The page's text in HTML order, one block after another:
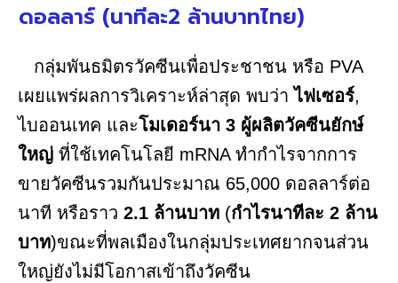
ดอลลาร์ (นาทีละ2 ล้านบาทไทย)
กลุ่มพันธมิตรวัคซีนเพื่อประชาชน หรือ PVA
เผยแพร่ผลการวิเคราะห์ล่าสุด พบว่าไฟเซอร์,
ไบออนเทค และโมเดอร์นา 3 ผู้ผลิตวัคซีนยักษ์
ใหญ่ ที่ใช้เทคโนโลยี mRNA ทำกำไรจากการ
ขายวัคซีนรวมกันประมาณ 65,000 ดอลลาร์ต่อ
นาที หรือราว 2.1 ล้านบาท (กำไรนาทีละ 2 ล้าน
บาท)ขณะที่พลเมืองในกลุ่มประเทศยากจนส่วน
ใหญ่ยังไม่มีโอกาสเข้าถึงวัคซีน